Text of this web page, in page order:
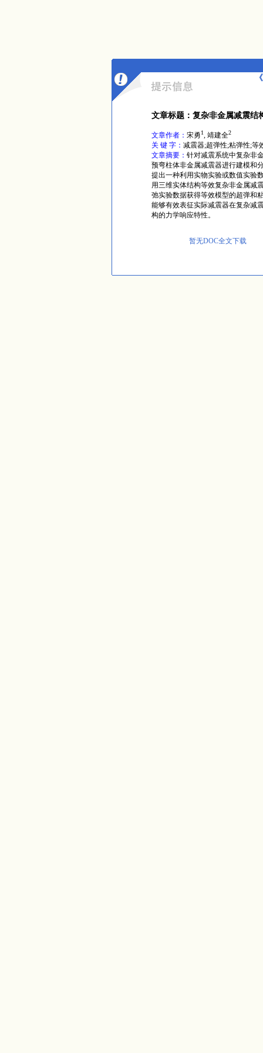
文章标题：复杂非金属减震结
文章作者： 宋勇1, 靖建全2
关 键 字： 减震器;超弹性;粘弹性;等
文章摘要： 针对减震系统中复杂非
预弯柱体非金属减震器进行建模和
提出一种利用实物实验或数值实验
用三维实体结构等效复杂非金属减
弛实验数据获得等效模型的超弹和
能够有效表征实际减震器在复杂减
构的力学响应特性。
暂无DOC全文下载